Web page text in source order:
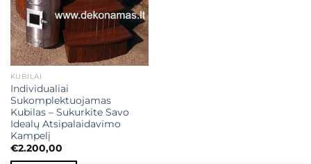
KUBILAI
Individualiai
Sukomplektuojamas
Kubilas – Sukurkite Savo
Idealų Atsipalaidavimo
Kampelį
€2.200,00